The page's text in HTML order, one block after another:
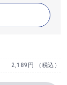
2,189円 （税込）